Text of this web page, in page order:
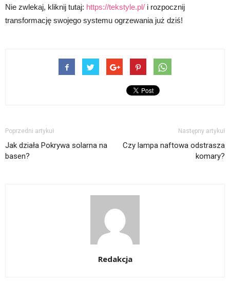
Nie zwlekaj, kliknij tutaj: https://tekstyle.pl/ i rozpocznij
transformację swojego systemu ogrzewania już dziś!
Poprzedni artykuł
Jak działa Pokrywa solarna na
basen?
Następny artykuł
Czy lampa naftowa odstrasza
komary?
Redakcja